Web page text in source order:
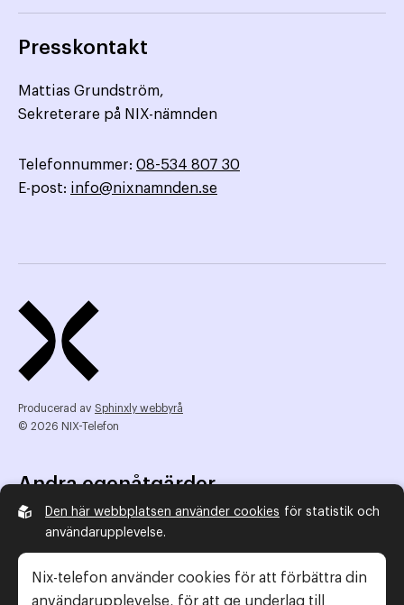
Presskontakt
Mattias Grundström,
Sekreterare på NIX-nämnden
Telefonnummer: 08-534 807 30
E-post: info@nixnamnden.se
Producerad av Sphinxly webbyrå
© 2026 NIX-Telefon
Andra egenåtgärder
NIX Telefon
NIX addresserat
Reklamombudsmannen
Konsumentverket
Den här webbplatsen använder cookies för statistik och
användarupplevelse.
Nix-telefon använder cookies för att förbättra din
användarupplevelse, för att ge underlag till